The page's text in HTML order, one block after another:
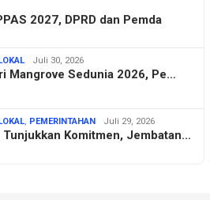
2027, DPRD dan Pemda
LOKAL Juli 30, 2026
Mangrove Sedunia 2026, Pe…
LOKAL, PEMERINTAHAN Juli 29, 2026
Tunjukkan Komitmen, Jembatan…